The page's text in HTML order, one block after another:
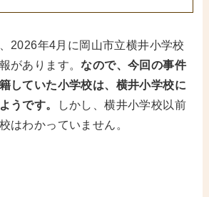
2026年4月に岡山市立横井小学校
があります。なので、今回の事件
していた小学校は、横井小学校に
うです。
しかし、横井小学校以前
はわかっていません。